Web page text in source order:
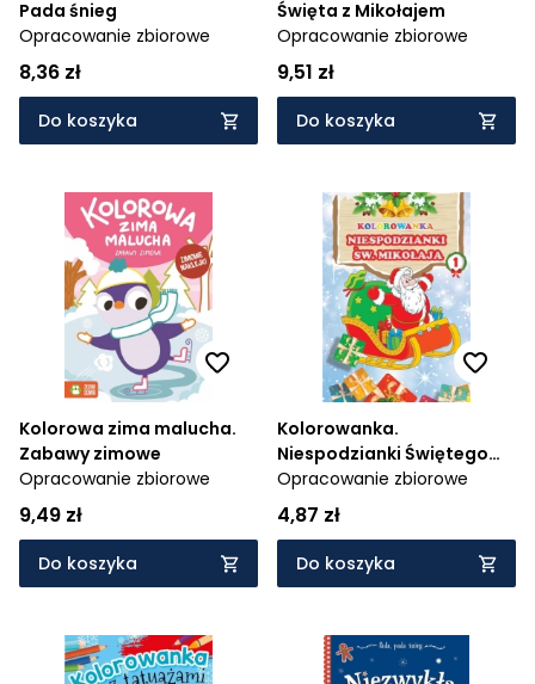
Pada śnieg
Opracowanie zbiorowe
8,36 zł
Do koszyka
Święta z Mikołajem
Opracowanie zbiorowe
9,51 zł
Do koszyka
Kolorowa zima malucha.
Zabawy zimowe
Opracowanie zbiorowe
9,49 zł
Do koszyka
Kolorowanka.
Niespodzianki Świętego
Mikołaja 1
Opracowanie zbiorowe
4,87 zł
Do koszyka